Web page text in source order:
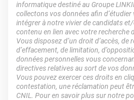
informatique destiné au Groupe
collectons vos données afin
intégrer à notre vivier de candidats
contenu en lien avec votre recherche
Vous disposez d’un droit d’accès, de
d’effacement, de limitation,
données personnelles vous
directives relatives au sort de vos
Vous pouvez exercer ces droits en
contestation, une réclamation peut
CNIL. Pour en savoir plus sur notre